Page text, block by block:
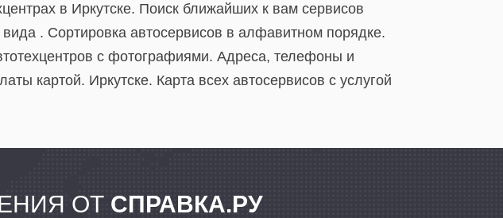
в Иркутске. Поиск ближайших к вам сервисов
. Сортировка автосервисов в алфавитном порядке.
с фотографиями. Адреса, телефоны и
картой. Иркутске. Карта всех автосервисов c услугой
ОТ СПРАВКА.РУ